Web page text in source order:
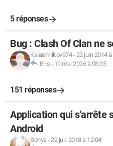
5 réponses
Bug : Clash Of Clan ne
Kalashnikov974-22 juin 2014
Bns - 10 mai 2026 à 08:35
151 réponses
Application qui s'arrête
Android
Sonya-22 juil. 2018 à 12:04